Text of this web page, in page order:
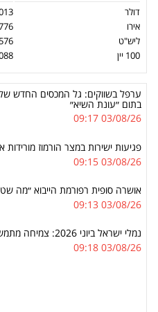
דולר
אירו
ליש"ט
100 יין
ערפל בשווקים: גל המכסים החדש
בתום ״עונת השיא״
03/08/26 09:17
פגיעות ישירות במצר הורמוז
03/08/26 09:15
אושרה סופית רפורמת הייבוא ״מה
03/08/26 09:13
נמלי ישראל ביוני 2026: צמיחה מתמשכת בנפח המטענים הכולל
03/08/26 09:18